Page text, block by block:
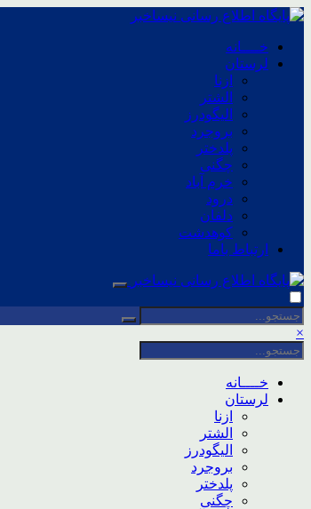
خــــانه
لرستان
ازنا
الشتر
الیگودرز
بروجرد
پلدختر
چگنی
خرم آباد
درود
دلفان
کوهدشت
ارتباط باما
×
خــــانه
لرستان
ازنا
الشتر
الیگودرز
بروجرد
پلدختر
چگنی